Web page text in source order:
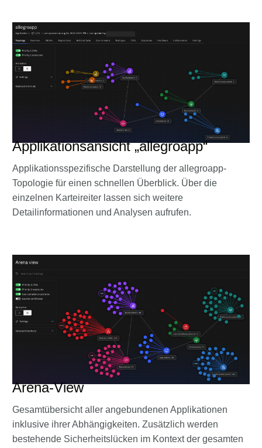
Applikationsansicht „allegroapp“
Applikationsspezifische Darstellung der allegroapp-
Topologie für einen schnellen Überblick. Über die
einzelnen Karteireiter lassen sich weitere
Detailinformationen und Analysen aufrufen.
Arena‑View
Gesamtübersicht aller angebundenen Applikationen
inklusive ihrer Abhängigkeiten. Zusätzlich werden
bestehende Sicherheitslücken im Kontext der gesamten